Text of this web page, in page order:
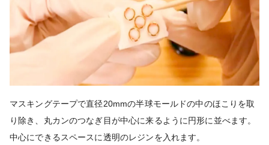
マスキングテープで直径20mmの半球モールドの中のほこりを取
り除き、丸カンのつなぎ目が中心に来るように円形に並べます。
中心にできるスペースに透明のレジンを入れます。